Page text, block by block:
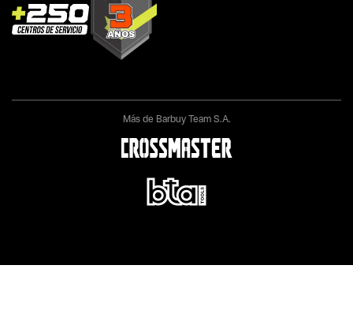
Más de Barbuy Team S.A.